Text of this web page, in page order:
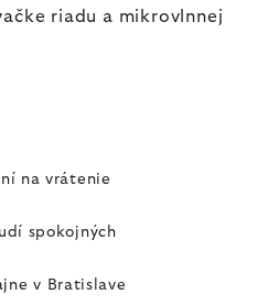
riadu a mikrovlnnej
na vrátenie
spokojných
v Bratislave